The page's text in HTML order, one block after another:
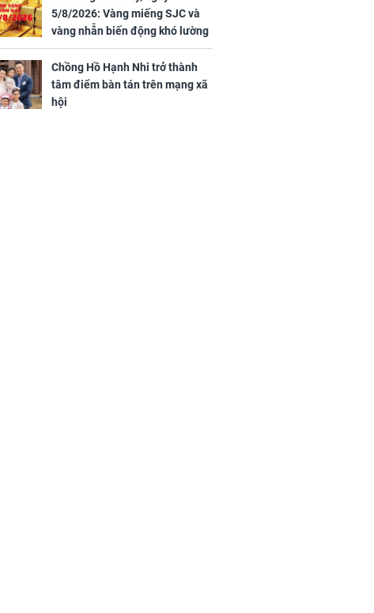
5/8/2026: Vàng miếng SJC và
vàng nhẫn biến động khó lường
Chồng Hồ Hạnh Nhi trở thành
tâm điểm bàn tán trên mạng xã
hội